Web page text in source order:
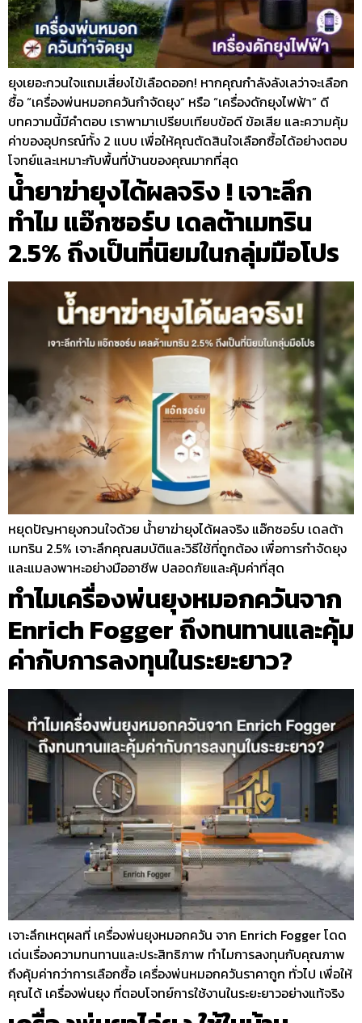
ยุงเยอะกวนใจแถมเสี่ยงไข้เลือดออก! หากคุณกำลังลังเลว่าจะเลือก
ซื้อ “เครื่องพ่นหมอกควันกำจัดยุง” หรือ “เครื่องดักยุงไฟฟ้า” ดี
บทความนี้มีคำตอบ เราพามาเปรียบเทียบข้อดี ข้อเสีย และความคุ้ม
ค่าของอุปกรณ์ทั้ง 2 แบบ เพื่อให้คุณตัดสินใจเลือกซื้อได้อย่างตอบ
โจทย์และเหมาะกับพื้นที่บ้านของคุณมากที่สุด
น้ำยาฆ่ายุงได้ผลจริง ! เจาะลึก
ทำไม แอ๊กซอร์บ เดลต้าเมทริน
2.5% ถึงเป็นที่นิยมในกลุ่มมือโปร
หยุดปัญหายุงกวนใจด้วย น้ำยาฆ่ายุงได้ผลจริง แอ๊กซอร์บ เดลต้า
เมทริน 2.5% เจาะลึกคุณสมบัติและวิธีใช้ที่ถูกต้อง เพื่อการกำจัดยุง
และแมลงพาหะอย่างมืออาชีพ ปลอดภัยและคุ้มค่าที่สุด
ทำไมเครื่องพ่นยุงหมอกควันจาก
Enrich Fogger ถึงทนทานและคุ้ม
ค่ากับการลงทุนในระยะยาว?
เจาะลึกเหตุผลที่ เครื่องพ่นยุงหมอกควัน จาก Enrich Fogger โดด
เด่นเรื่องความทนทานและประสิทธิภาพ ทำไมการลงทุนกับคุณภาพ
ถึงคุ้มค่ากว่าการเลือกซื้อ เครื่องพ่นหมอกควันราคาถูก ทั่วไป เพื่อให้
คุณได้ เครื่องพ่นยุง ที่ตอบโจทย์การใช้งานในระยะยาวอย่างแท้จริง